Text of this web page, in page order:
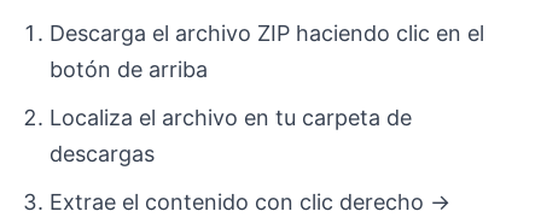
Descarga el archivo ZIP haciendo clic en el
botón de arriba
Localiza el archivo en tu carpeta de
descargas
Extrae el contenido con clic derecho →